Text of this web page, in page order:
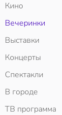
Кино
Вечеринки
Выставки
Концерты
Спектакли
В городе
ТВ программа